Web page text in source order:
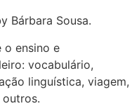
Bárbara Sousa.
o ensino e
vocabulário,
linguística, viagem,